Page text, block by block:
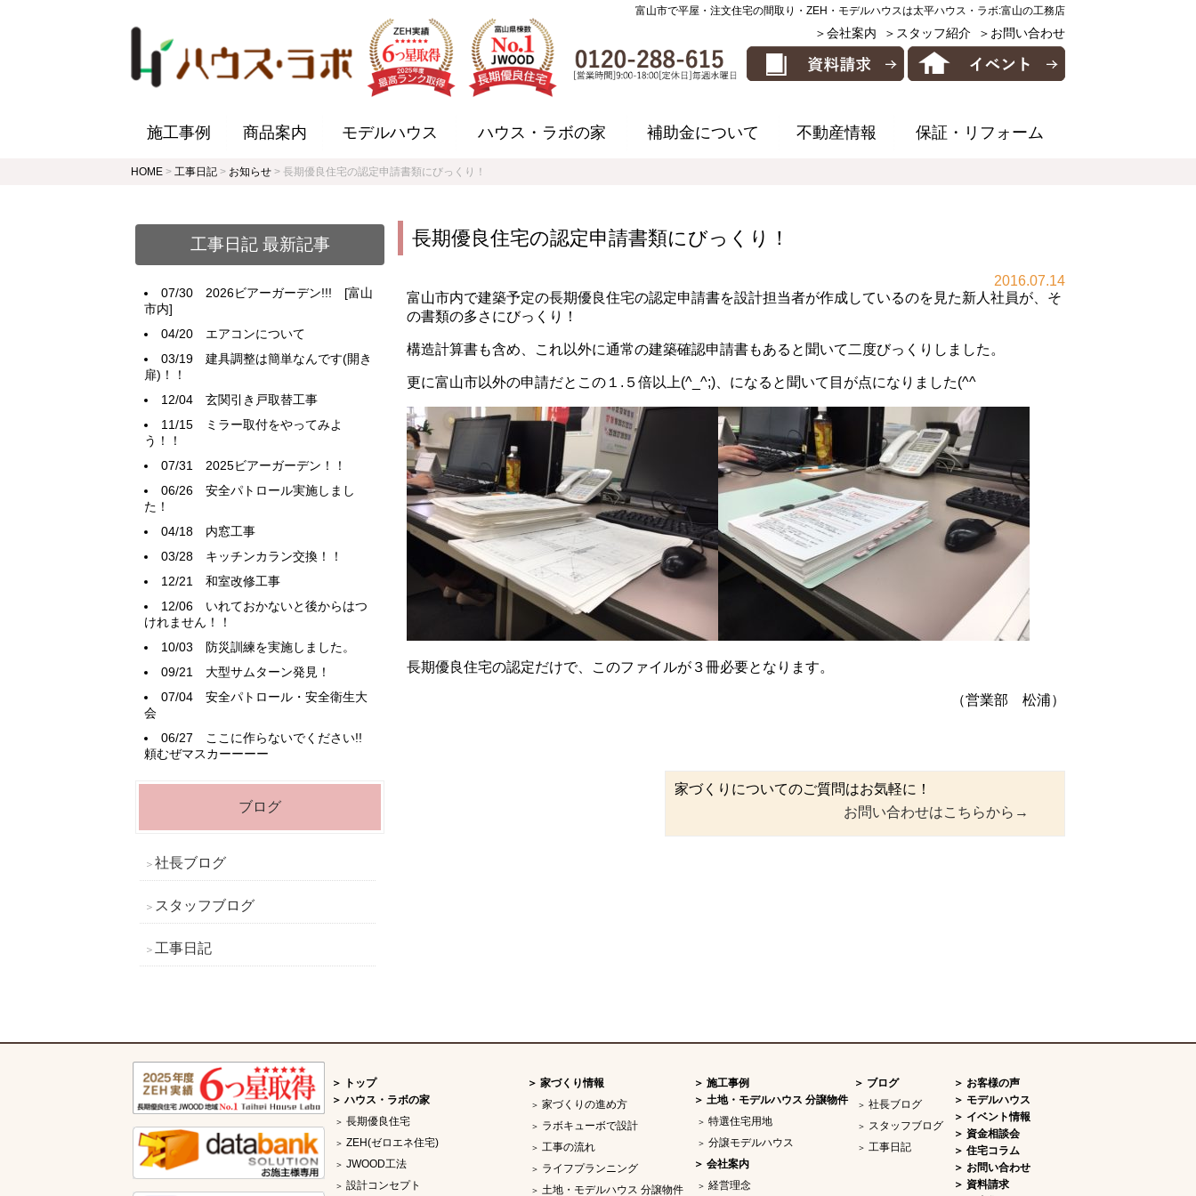
富山市で平屋・注文住宅の間取り・ZEH・モデルハウスは太平ハウス・ラボ:富山の工務店
＞会社案内 ＞スタッフ紹介 ＞お問い合わせ
施工事例 商品案内 モデルハウス ハウス・ラボの家 補助金について 不動産情報 保証・リフォーム
HOME > 工事日記 > お知らせ > 長期優良住宅の認定申請書類にびっくり！
長期優良住宅の認定申請書類にびっくり！
2016.07.14
富山市内で建築予定の長期優良住宅の認定申請書を設計担当者が作成しているのを見た新人社員が、そ
の書類の多さにびっくり！
構造計算書も含め、これ以外に通常の建築確認申請書もあると聞いて二度びっくりしました。
更に富山市以外の申請だとこの１.５倍以上(^_^;)、になると聞いて目が点になりました(^^ゞ
長期優良住宅の認定だけで、このファイルが３冊必要となります。
（営業部 松浦）
家づくりについてのご質問はお気軽に！
お問い合わせはこちらから→
工事日記 最新記事
07/30 2026ビアーガーデン!!! [富山
市内]
04/20 エアコンについて
03/19 建具調整は簡単なんです(開き
扉)！！
12/04 玄関引き戸取替工事
11/15
ミラー取付をやってみよ
う！！
07/31 2025ビアーガーデン！！
06/26 安全パトロール実施しまし
た！
04/18 内窓工事
03/28 キッチンカラン交換！！
12/21 和室改修工事
12/06 いれておかないと後からはつ
けれません！！
10/03 防災訓練を実施しました。
09/21 大型サムターン発見！
07/04 安全パトロール・安全衛生大
会
06/27 ここに作らないでください!!
頼むぜマスカーーーー
ブログ
社長ブログ
スタッフブログ
工事日記
トップ
ハウス・ラボの家
長期優良住宅
ZEH(ゼロエネ住宅)
JWOOD工法
設計コンセプト
家づくり情報
家づくりの進め方
ラボキューボで設計
工事の流れ
ライフプランニング
土地・モデルハウス 分譲物件
施工事例
土地・モデルハウス 分譲物件
特選住宅用地
分譲モデルハウス
会社案内
経営理念
ブログ
社長ブログ
スタッフブログ
工事日記
お客様の声
モデルハウス
イベント情報
資金相談会
住宅コラム
お問い合わせ
資料請求